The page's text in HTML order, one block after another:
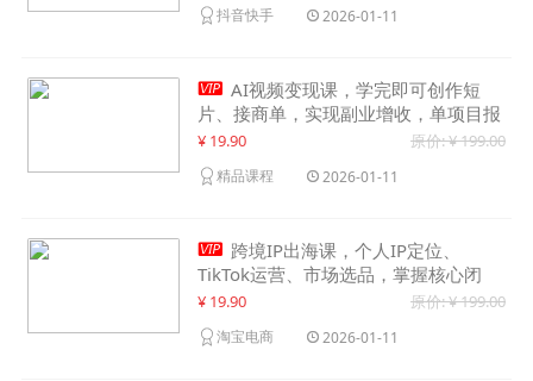
抖音快手 2026-01-11
 AI视频变现课，学完即可创作短
片、接商单，实现副业增收，单项目报
价可达千元
¥ 19.90 原价: ¥ 199.00
精品课程 2026-01-11
 跨境IP出海课，个人IP定位、
TikTok运营、市场选品，掌握核心闭
环，实现月入1万美金+
¥ 19.90 原价: ¥ 199.00
淘宝电商 2026-01-11